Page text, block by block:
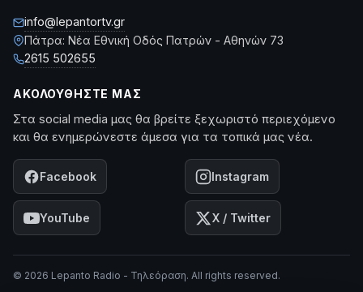
info@lepantortv.gr
Πάτρα: Νέα Εθνική Οδός Πατρών - Αθηνών 73
2615 502655
ΑΚΟΛΟΥΘΉΣΤΕ ΜΑΣ
Στα social media μας θα βρείτε ξεχωριστό περιεχόμενο
και θα ενημερώνεστε άμεσα για τα τοπικά μας νέα.
Facebook Instagram
YouTube X / Twitter
© 2026 Lepanto Radio - Τηλεόραση. All rights reserved.